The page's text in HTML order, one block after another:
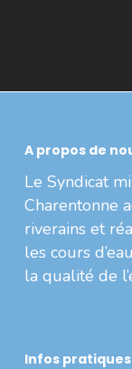
A propos de
Le Syndicat
Charentonne
riverains et
les cours
la qualité de
Infos pratiques